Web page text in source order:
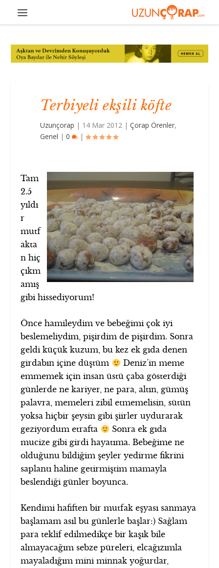
Terbiyeli ekşili köfte
Uzunçorap | 14 Mar 2012 |Çorap Örenler,
Genel |0 |
Tam
2.5
yıldı
r
mutf
akta
n hiç
çıkm
amış
gibi hissediyorum!
Önce hamileydim ve bebeğimi çok iyi
beslemeliydim, pişirdim de pişirdim. Sonra
geldi küçük kuzum, bu kez ek gıda denen
girdabın içine düştüm
Deniz’in meme
emmemek için insan üstü çaba gösterdiği
günlerde ne kariyer, ne para, altın, gümüş
palavra, memeleri zibil etmemelisin, sütün
yoksa hiçbir şeysin gibi şiirler uydurarak
geziyordum etrafta
Sonra ek gıda
mucize gibi girdi hayatıma. Bebeğime ne
olduğunu bildiğim şeyler yedirme fikrini
saplantı haline getirmiştim mamayla
beslendiği günler boyunca.
Kendimi hafiften bir mutfak eşyası sanmaya
başlamam asıl bu günlerle başlar:) Sağlam
para teklif edilmedikçe bir kaşık bile
almayacağım sebze püreleri, elcağızımla
mayaladığım mini minnak yoğurtlar,